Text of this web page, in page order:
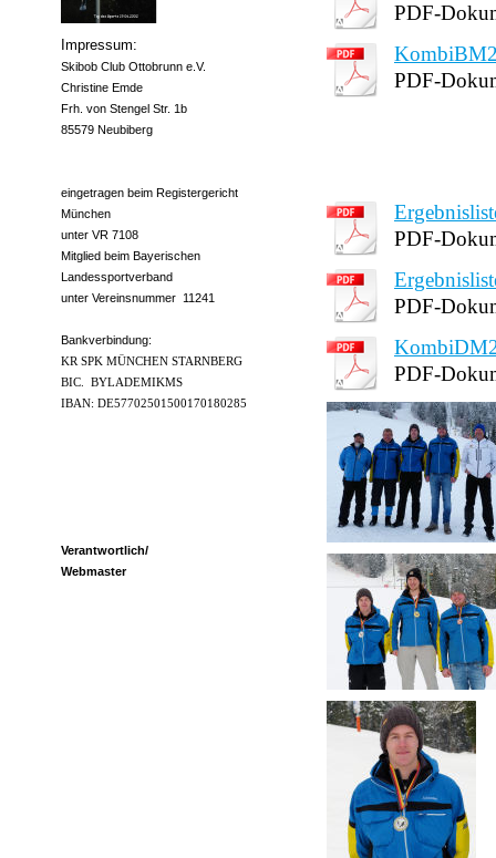
Impressum:
Skibob Club Ottobrunn e.V.
Christine Emde
Frh. von Stengel Str. 1b
85579 Neubiberg
eingetragen beim Registergericht
München
unter VR 7108
Mitglied beim Bayerischen
Landessportverband
unter Vereinsnummer 11241
Bankverbindung:
KR SPK MÜNCHEN STARNBERG
BIC. BYLADEMIKMS
IBAN: DE57702501500170180285
Verantwortlich/
Webmaster
PDF-
PDF-
PDF-
PDF-
PDF-